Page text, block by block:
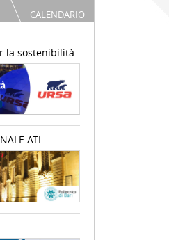
CALENDARIO
la sostenibilità
ATI